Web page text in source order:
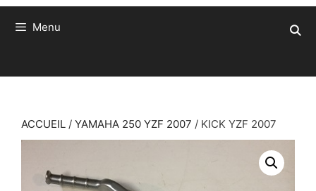
Menu
ACCUEIL / YAMAHA 250 YZF 2007 / KICK YZF 2007